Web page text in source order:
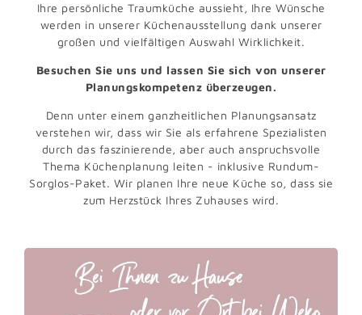
Ihre persönliche Traumküche aussieht, Ihre Wünsche
werden in unserer Küchenausstellung dank unserer
großen und vielfältigen Auswahl Wirklichkeit.
Besuchen Sie uns und lassen Sie sich von unserer
Planungskompetenz überzeugen.
Denn unter einem ganzheitlichen Planungsansatz
verstehen wir, dass wir Sie als erfahrene Spezialisten
durch das faszinierende, aber auch anspruchsvolle
Thema Küchenplanung leiten - inklusive Rundum-
Sorglos-Paket. Wir planen Ihre neue Küche so, dass sie
zum Herzstück Ihres Zuhauses wird.